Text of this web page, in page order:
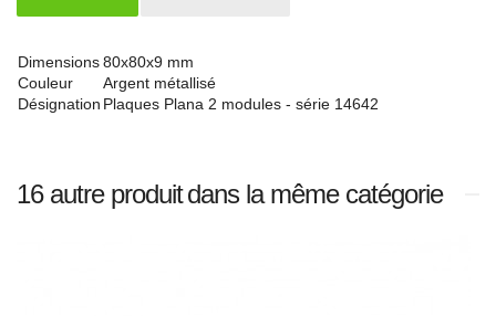
Dimensions80x80x9 mm
Couleur
Argent métallisé
Désignation Plaques Plana 2 modules - série 14642
16 autre produitdans la même catégorie